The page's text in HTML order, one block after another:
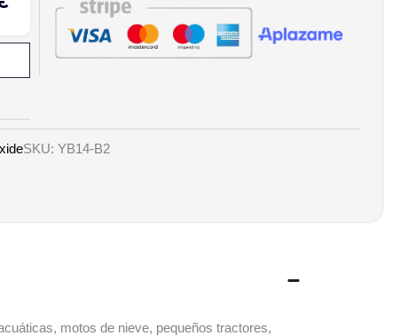
SKU: YB14-B2
motos de nieve, pequeños tractores,